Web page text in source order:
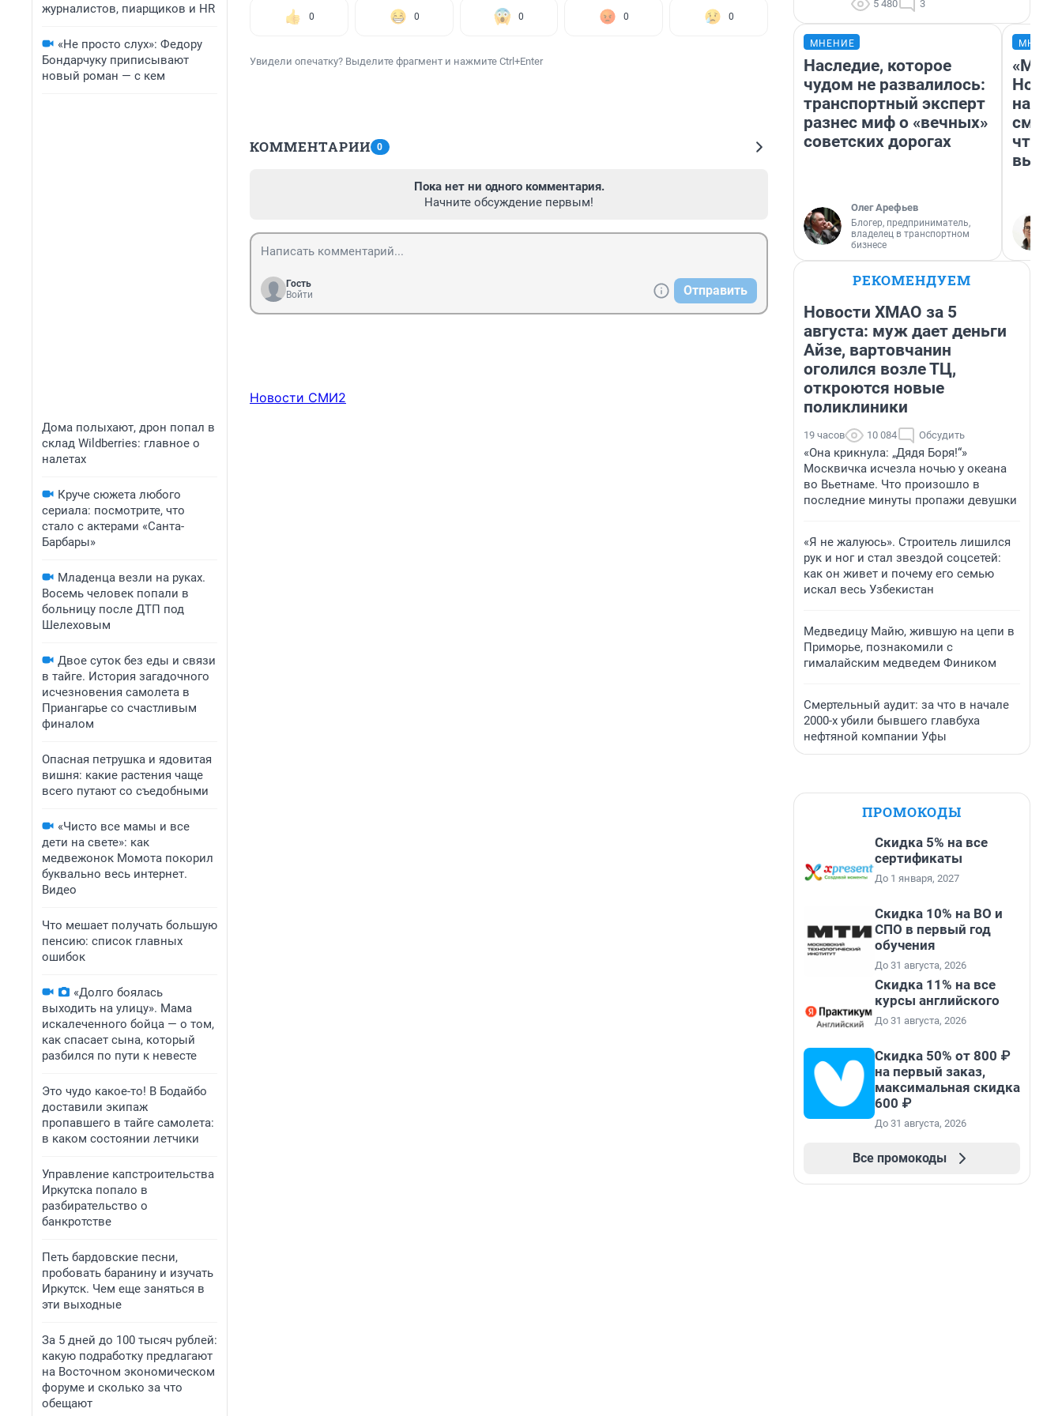
журналистов, пиарщиков и HR
«Не просто слух»: Федору
Бондарчуку приписывают
новый роман — с кем
Дома полыхают, дрон попал в
склад Wildberries: главное о
налетах
Круче сюжета любого
сериала: посмотрите, что
стало с актерами «Санта-
Барбары»
Младенца везли на руках.
Восемь человек попали в
больницу после ДТП под
Шелеховым
Двое суток без еды и связи
в тайге. История загадочного
исчезновения самолета в
Приангарье со счастливым
финалом
Опасная петрушка и ядовитая
вишня: какие растения чаще
всего путают со съедобными
«Чисто все мамы и все
дети на свете»: как
медвежонок Момота покорил
буквально весь интернет.
Видео
Что мешает получать большую
пенсию: список главных
ошибок
«Долго боялась
выходить на улицу». Мама
искалеченного бойца — о том,
как спасает сына, который
разбился по пути к невесте
Это чудо какое-то! В Бодайбо
доставили экипаж
пропавшего в тайге самолета:
в каком состоянии летчики
Управление капстроительства
Иркутска попало в
разбирательство о
банкротстве
Петь бардовские песни,
пробовать баранину и изучать
Иркутск. Чем еще заняться в
эти выходные
За 5 дней до 100 тысяч рублей:
какую подработку предлагают
на Восточном экономическом
форуме и сколько за что
обещают
0 0 0 0 0
Увидели опечатку? Выделите фрагмент и нажмите Ctrl+Enter
КОММЕНТАРИИ 0
Пока нет ни одного комментария.
Начните обсуждение первым!
Гость
Войти
Отправить
Новости СМИ2
5 480 3
МНЕНИЕ
Наследие, которое
чудом не развалилось:
транспортный эксперт
разнес миф о «вечных»
советских дорогах
Олег Арефьев
Блогер, предприниматель,
владелец в транспортном
бизнесе
«Мы
РЕКОМЕНДУЕМ
Новости ХМАО за 5
августа: муж дает деньги
Айзе, вартовчанин
оголился возле ТЦ,
откроются новые
поликлиники
19 часов 10 084 Обсудить
«Она крикнула: „Дядя Боря!“»
Москвичка исчезла ночью у океана
во Вьетнаме. Что произошло в
последние минуты пропажи девушки
«Я не жалуюсь». Строитель лишился
рук и ног и стал звездой соцсетей:
как он живет и почему его семью
искал весь Узбекистан
Медведицу Майю, жившую на цепи в
Приморье, познакомили с
гималайским медведем Фиником
Смертельный аудит: за что в начале
2000-х убили бывшего главбуха
нефтяной компании Уфы
ПРОМОКОДЫ
Скидка 5% на все
сертификаты
До 1 января, 2027
Скидка 10% на ВО и
СПО в первый год
обучения
До 31 августа, 2026
Скидка 11% на все
курсы английского
До 31 августа, 2026
Скидка 50% от 800 ₽
на первый заказ,
максимальная скидка
600 ₽
До 31 августа, 2026
Все промокоды